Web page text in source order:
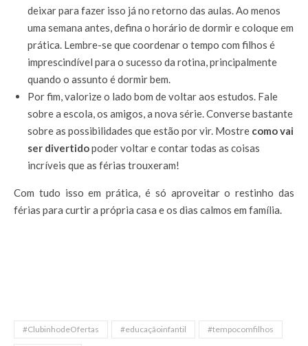
deixar para fazer isso já no retorno das aulas. Ao menos
uma semana antes, defina o horário de dormir e coloque em
prática. Lembre-se que coordenar o tempo com filhos é
imprescindível para o sucesso da rotina, principalmente
quando o assunto é dormir bem.
Por fim, valorize o lado bom de voltar aos estudos. Fale
sobre a escola, os amigos, a nova série. Converse bastante
sobre as possibilidades que estão por vir. Mostre como vai
ser divertidopoder voltar e contar todas as coisas
incríveis que as férias trouxeram!
Com tudo isso em prática, é só aproveitar o restinho das
férias para curtir a própria casa e os dias calmos em família.
#ClubinhodeOfertas #educaçãoinfantil #tempocomfilhos